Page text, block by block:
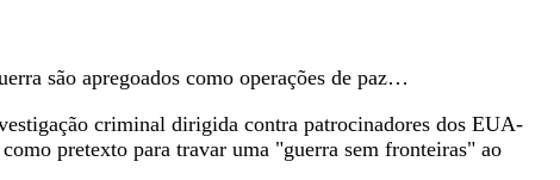
são apregoados como operações de paz…
criminal dirigida contra patrocinadores dos EUA-
pretexto para travar uma "guerra sem fronteiras" ao